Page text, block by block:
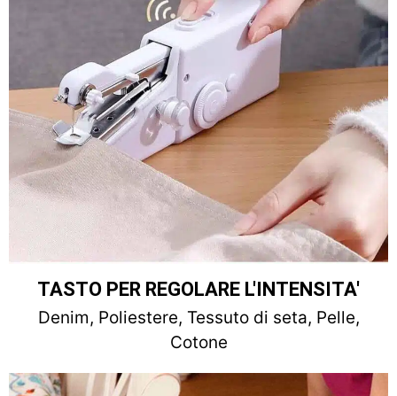
TASTO PER REGOLARE L'INTENSITA'
Denim, Poliestere, Tessuto di seta, Pelle,
Cotone